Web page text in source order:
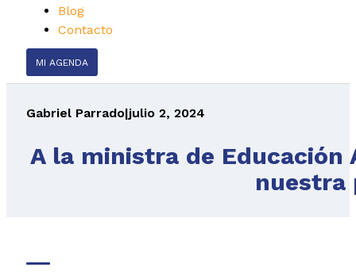
Blog
Contacto
MI AGENDA
Gabriel Parrado|julio 2, 2024
A la ministra de Educación
nuestra